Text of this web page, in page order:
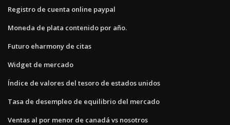
Registro de cuenta online paypal
Moneda de plata contenido por año.
Futuro eharmony de citas
Widget de mercado
Índice de valores del tesoro de estados unidos
Tasa de desempleo de equilibrio del mercado
Ventas al por menor de canadá vs nosotros